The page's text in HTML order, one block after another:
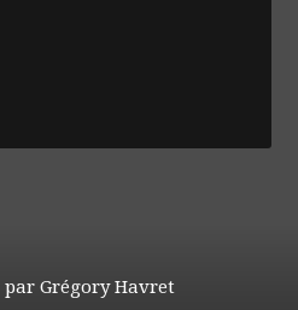
par Grégory Havret